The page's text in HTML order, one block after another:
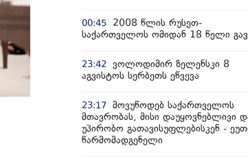
00:45
2008 წლის რუსეთ-
საქართველოს ომიდან 18 წელი
23:42
ვოლოდიმირ ზელენსკი 8
აგვისტოს სერბეთს ეწვევა
23:17 მოვუწოდებ საქართველოს
მთავრობას, მისი დაუყოვნებლივი
უპირობო გათავისუფლებისკენ -
წარმომადგენელი